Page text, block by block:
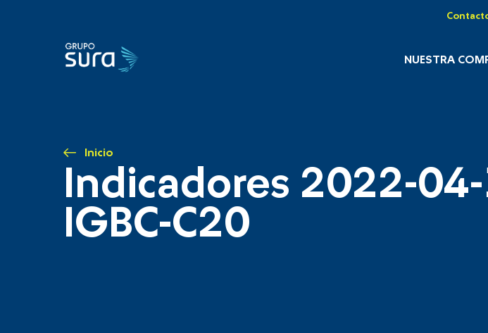
NUESTRA
Inicio
Indicadores 2022-
IGBC-C20